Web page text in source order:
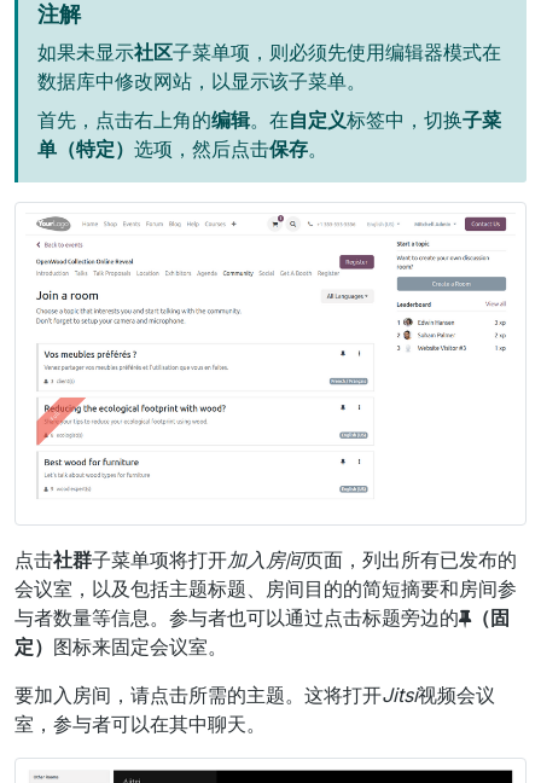
注解
如果未显示社区子菜单项，则必须先使用编辑器模式在
数据库中修改网站，以显示该子菜单。
首先，点击右上角的编辑。在自定义标签中，切换子菜
单（特定） 选项，然后点击保存。
点击社群子菜单项将打开加入房间页面，列出所有已发布的
会议室，以及包括主题标题、房间目的的简短摘要和房间参
与者数量等信息。参与者也可以通过点击标题旁边的 （固
定） 图标来固定会议室。
要加入房间，请点击所需的主题。这将打开Jitsi视频会议
室，参与者可以在其中聊天。